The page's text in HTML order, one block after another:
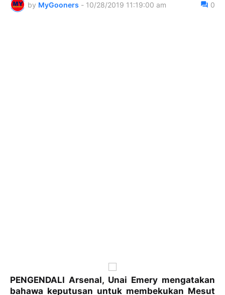
by MyGooners - 10/28/2019 11:19:00 am 0
PENGENDALI Arsenal, Unai Emery mengatakan
bahawa keputusan untuk membekukan Mesut